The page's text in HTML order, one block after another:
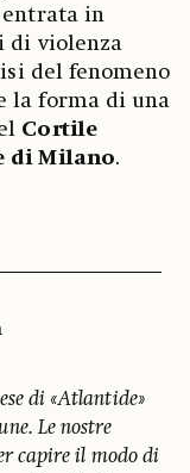
entrata in
di violenza
del fenomeno
la forma di una
Cortile
di Milano.
di «Atlantide»
Le nostre
capire il modo di